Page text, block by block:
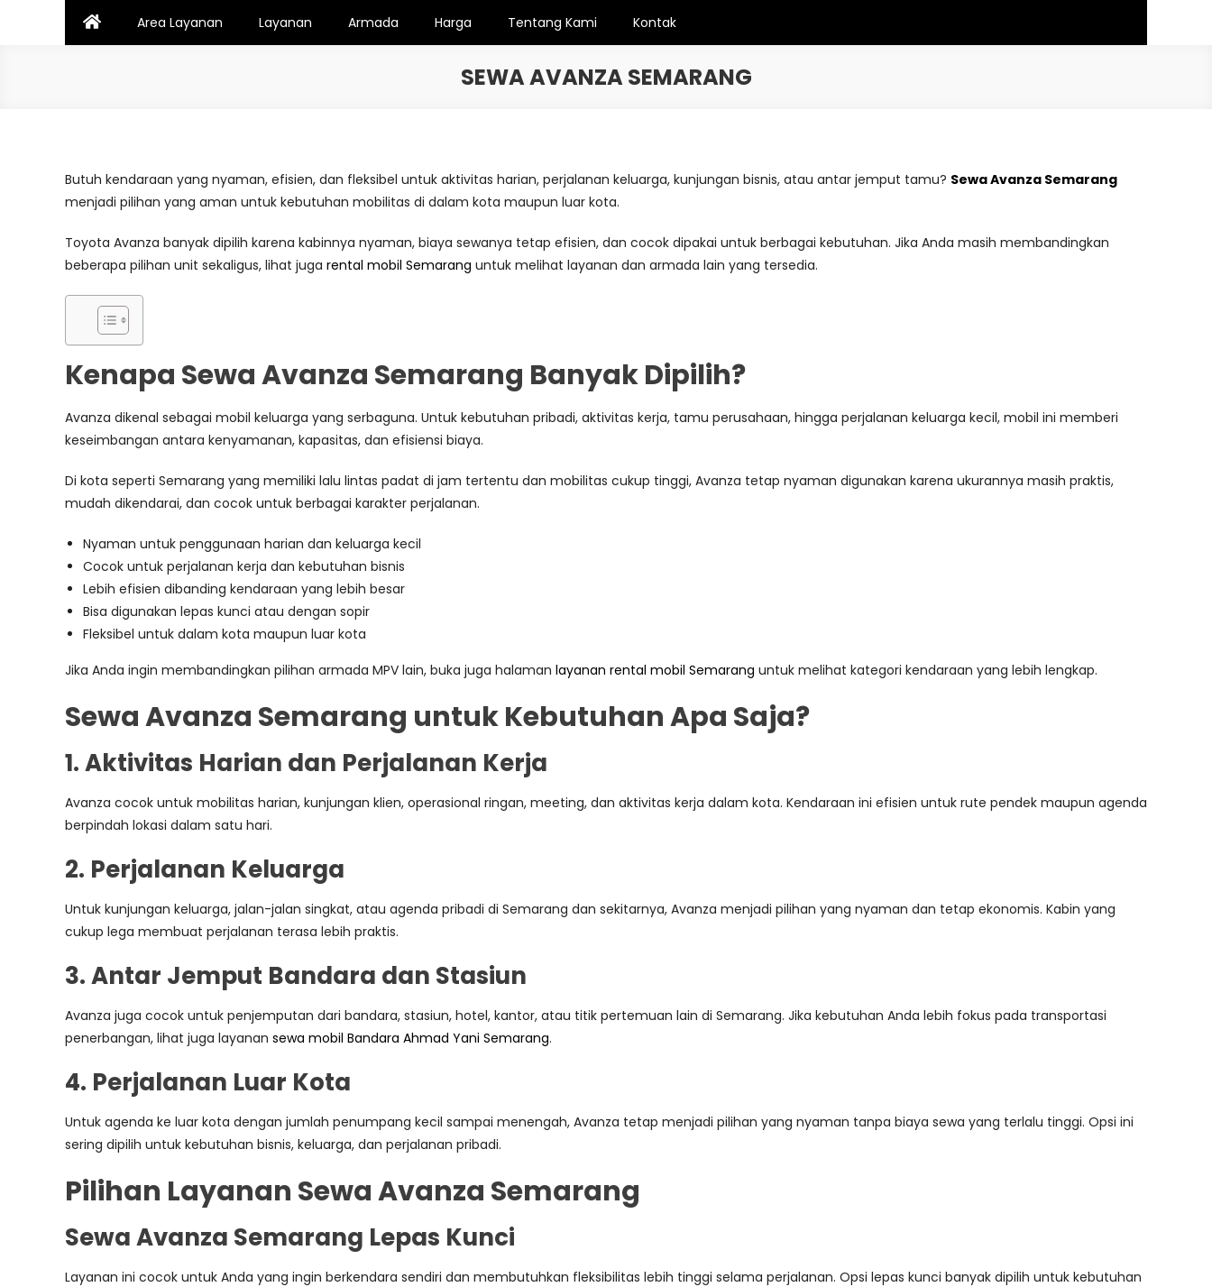
Area Layanan Layanan Armada Harga Tentang Kami Kontak
SEWA AVANZA SEMARANG
Butuh kendaraan yang nyaman, efisien, dan fleksibel untuk aktivitas harian, perjalanan keluarga, kunjungan bisnis, atau antar jemput tamu? Sewa Avanza Semarang
menjadi pilihan yang aman untuk kebutuhan mobilitas di dalam kota maupun luar kota.
Toyota Avanza banyak dipilih karena kabinnya nyaman, biaya sewanya tetap efisien, dan cocok dipakai untuk berbagai kebutuhan. Jika Anda masih membandingkan
beberapa pilihan unit sekaligus, lihat juga rental mobil Semarang untuk melihat layanan dan armada lain yang tersedia.
Kenapa Sewa Avanza Semarang Banyak Dipilih?
Avanza dikenal sebagai mobil keluarga yang serbaguna. Untuk kebutuhan pribadi, aktivitas kerja, tamu perusahaan, hingga perjalanan keluarga kecil, mobil ini memberi
keseimbangan antara kenyamanan, kapasitas, dan efisiensi biaya.
Di kota seperti Semarang yang memiliki lalu lintas padat di jam tertentu dan mobilitas cukup tinggi, Avanza tetap nyaman digunakan karena ukurannya masih praktis,
mudah dikendarai, dan cocok untuk berbagai karakter perjalanan.
Nyaman untuk penggunaan harian dan keluarga kecil
Cocok untuk perjalanan kerja dan kebutuhan bisnis
Lebih efisien dibanding kendaraan yang lebih besar
Bisa digunakan lepas kunci atau dengan sopir
Fleksibel untuk dalam kota maupun luar kota
Jika Anda ingin membandingkan pilihan armada MPV lain, buka juga halaman layanan rental mobil Semarang untuk melihat kategori kendaraan yang lebih lengkap.
Sewa Avanza Semarang untuk Kebutuhan Apa Saja?
1. Aktivitas Harian dan Perjalanan Kerja
Avanza cocok untuk mobilitas harian, kunjungan klien, operasional ringan, meeting, dan aktivitas kerja dalam kota. Kendaraan ini efisien untuk rute pendek maupun agenda
berpindah lokasi dalam satu hari.
2. Perjalanan Keluarga
Untuk kunjungan keluarga, jalan-jalan singkat, atau agenda pribadi di Semarang dan sekitarnya, Avanza menjadi pilihan yang nyaman dan tetap ekonomis. Kabin yang
cukup lega membuat perjalanan terasa lebih praktis.
3. Antar Jemput Bandara dan Stasiun
Avanza juga cocok untuk penjemputan dari bandara, stasiun, hotel, kantor, atau titik pertemuan lain di Semarang. Jika kebutuhan Anda lebih fokus pada transportasi
penerbangan, lihat juga layanan sewa mobil Bandara Ahmad Yani Semarang.
4. Perjalanan Luar Kota
Untuk agenda ke luar kota dengan jumlah penumpang kecil sampai menengah, Avanza tetap menjadi pilihan yang nyaman tanpa biaya sewa yang terlalu tinggi. Opsi ini
sering dipilih untuk kebutuhan bisnis, keluarga, dan perjalanan pribadi.
Pilihan Layanan Sewa Avanza Semarang
Sewa Avanza Semarang Lepas Kunci
Layanan ini cocok untuk Anda yang ingin berkendara sendiri dan membutuhkan fleksibilitas lebih tinggi selama perjalanan. Opsi lepas kunci banyak dipilih untuk kebutuhan